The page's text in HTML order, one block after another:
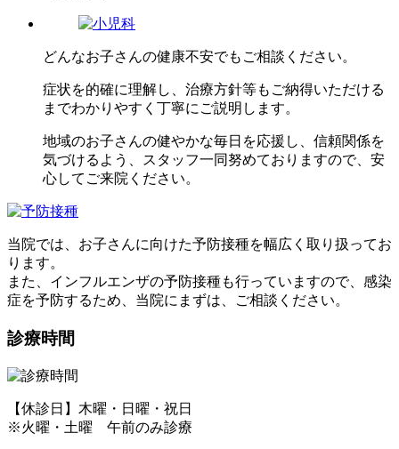
どんなお子さんの健康不安でもご相談ください。
症状を的確に理解し、治療方針等もご納得いただける
までわかりやすく丁寧にご説明します。
地域のお子さんの健やかな毎日を応援し、信頼関係を
気づけるよう、スタッフ一同努めておりますので、安
心してご来院ください。
当院では、お子さんに向けた予防接種を幅広く取り扱ってお
ります。
また、インフルエンザの予防接種も行っていますので、感染
症を予防するため、当院にまずは、ご相談ください。
診療時間
【休診日】木曜・日曜・祝日
※火曜・土曜 午前のみ診療